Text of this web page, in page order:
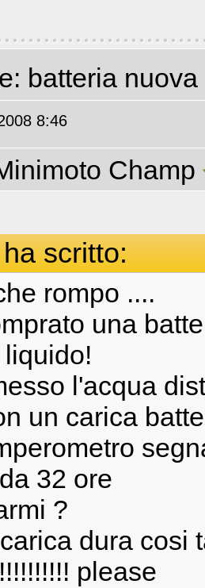
batteria nuova
8:46
Champ
scritto:
rompo ....
una
l'acqua
un carica
32 ore
?
dura cosi
please